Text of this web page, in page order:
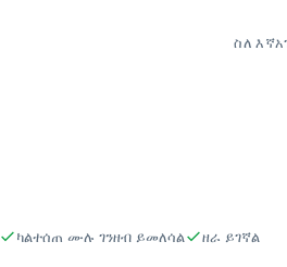
ስለ እኛ
ካልተሰጠ ሙሉ ገንዘብ ይመለሳል ዘራ ይገኛል